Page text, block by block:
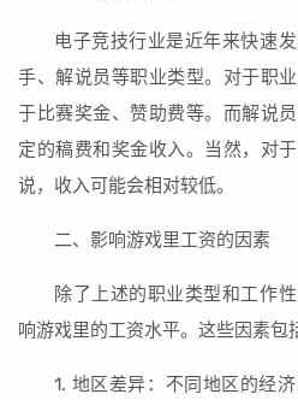
电子竞技行业是近年来快速
手、解说员等职业类型。对于职
于比赛奖金、赞助费等。而解说
定的稿费和奖金收入。当然，对
说，收入可能会相对较低。
二、影响游戏里工资的因素
除了上述的职业类型和工作
响游戏里的工资水平。这些因素包
1. 地区差异：不同地区的经